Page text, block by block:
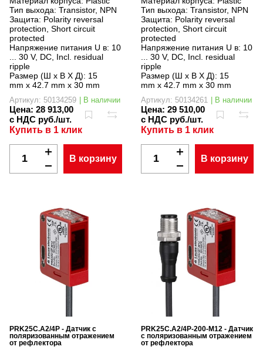
Тип выхода: Transistor, NPN
Защита: Polarity reversal
protection, Short circuit
protected
Напряжение питания U в: 10
... 30 V, DC, Incl. residual
ripple
Размер (Ш x В X Д): 15
mm x 42.7 mm x 30 mm
Артикул: 50134259 | В наличии
Цена: 28 913,00
с НДС руб./шт.
Купить в 1 клик
В корзину
Тип выхода: Transistor, NPN
Защита: Polarity reversal
protection, Short circuit
protected
Напряжение питания U в: 10
... 30 V, DC, Incl. residual
ripple
Размер (Ш x В X Д): 15
mm x 42.7 mm x 30 mm
Артикул: 50134261 | В наличии
Цена: 29 510,00
с НДС руб./шт.
Купить в 1 клик
В корзину
PRK25C.A2/4P - Датчик с
поляризованным отражением
от рефлектора
PRK25C.A2/4P-200-M12 - Датчик
с поляризованным отражением
от рефлектора